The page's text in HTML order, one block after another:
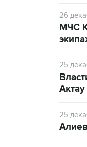
26
МЧС
25
Актау
25